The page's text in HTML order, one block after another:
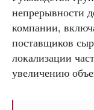
непрерывности
компании,
поставщиков
локализации
увеличению